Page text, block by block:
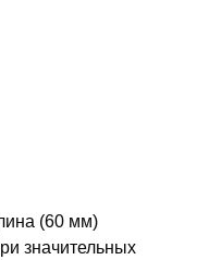
(60 мм)
значительных